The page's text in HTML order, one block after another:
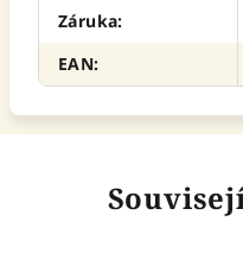
Záruka:
EAN: